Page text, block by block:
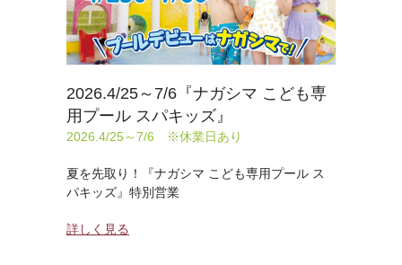
2026.4/25～7/6『ナガシマ こども専
用プール スパキッズ』
2026.4/25～7/6 ※休業日あり
夏を先取り！『ナガシマ こども専用プール ス
パキッズ』特別営業
詳しく見る